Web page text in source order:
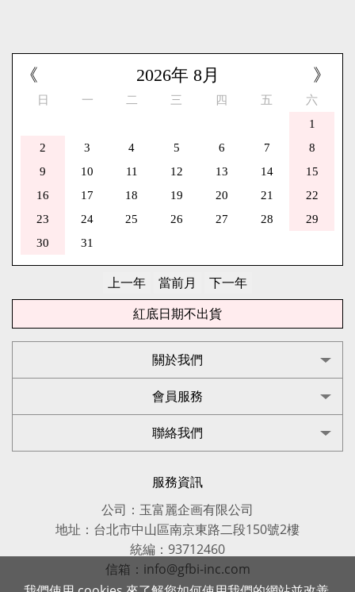
《 》
2026年 8月
日 一 二 三 四 五
六
1
2
3 4 5 6 7
8
9
10 11 12 13 14
15
16
17 18 19 20 21
22
23
24 25 26 27 28
29
30
31
紅底日期不出貨
關於我們
會員服務
聯絡我們
服務資訊
公司：玉富麗企画有限公司
地址：台北市中山區南京東路二段150號2樓
統編：93712460
信箱：info@gfbi-inc.com